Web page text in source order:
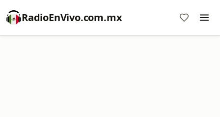
RadioEnVivo.com.mx